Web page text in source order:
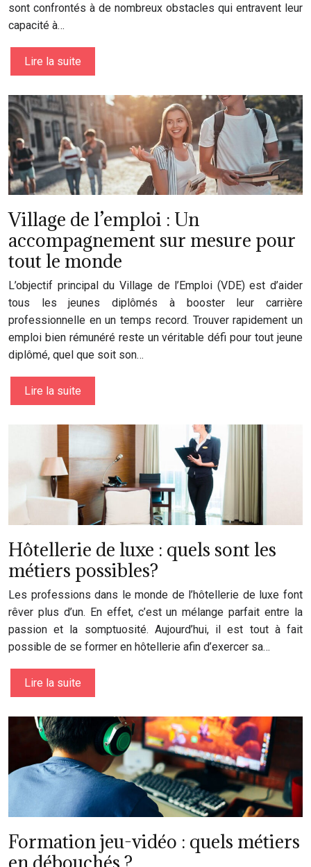
sont confrontés à de nombreux obstacles qui entravent leur
capacité à…
Lire la suite
Village de l’emploi : Un
accompagnement sur mesure pour
tout le monde
L’objectif principal du Village de l’Emploi (VDE) est d’aider
tous les jeunes diplômés à booster leur carrière
professionnelle en un temps record. Trouver rapidement un
emploi bien rémunéré reste un véritable défi pour tout jeune
diplômé, quel que soit son…
Lire la suite
Hôtellerie de luxe : quels sont les
métiers possibles?
Les professions dans le monde de l’hôtellerie de luxe font
rêver plus d’un. En effet, c’est un mélange parfait entre la
passion et la somptuosité. Aujourd’hui, il est tout à fait
possible de se former en hôtellerie afin d’exercer sa…
Lire la suite
Formation jeu-vidéo : quels métiers
en débouchés ?